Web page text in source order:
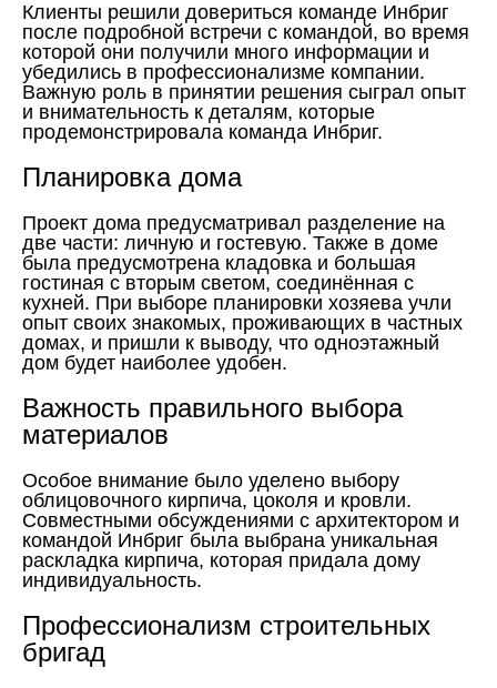
Клиенты решили довериться команде Инбриг
после подробной встречи с командой, во время
которой они получили много информации и
убедились в профессионализме компании.
Важную роль в принятии решения сыграл опыт
и внимательность к деталям, которые
продемонстрировала команда Инбриг.
Планировка дома
Проект дома предусматривал разделение на
две части: личную и гостевую. Также в доме
была предусмотрена кладовка и большая
гостиная с вторым светом, соединённая с
кухней. При выборе планировки хозяева учли
опыт своих знакомых, проживающих в частных
домах, и пришли к выводу, что одноэтажный
дом будет наиболее удобен.
Важность правильного выбора
материалов
Особое внимание было уделено выбору
облицовочного кирпича, цоколя и кровли.
Совместными обсуждениями с архитектором и
командой Инбриг была выбрана уникальная
раскладка кирпича, которая придала дому
индивидуальность.
Профессионализм строительных
бригад